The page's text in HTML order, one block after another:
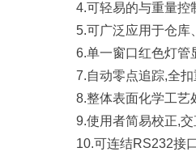
4.可轻易的与重量控
5.可广泛应用于仓库
6.单一窗口红色灯管
7.自动零点追踪,全
8.整体表面化学工艺
9.使用者简易校正,
10.可连结RS232接